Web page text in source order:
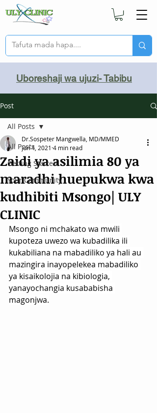
Uboreshaji wa ujuzi- Tabibu
Post
All Posts
Getting Started
Your Community
All Posts
Zaidi ya asilimia 80 ya
maradhi huepukwa kwa
kudhibiti Msongo| ULY
CLINIC
Dr.Sospeter Mangwella, MD/MMED
Jun 4, 2021 4 min read
Msongo ni mchakato wa mwili
kupoteza uwezo wa kubadilika ili
kukabiliana na mabadiliko ya hali au
mazingira inayopelekea mabadiliko
ya kisaikolojia na kibiologia,
yanayochangia kusababisha
magonjwa.